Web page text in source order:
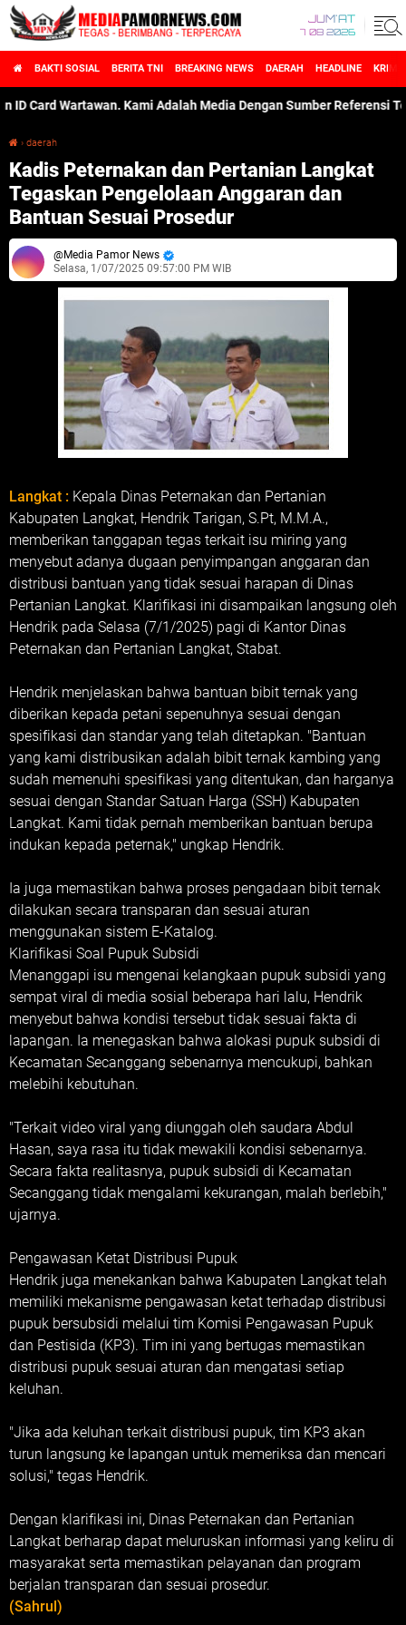
JUM'AT
7 08 2026
BAKTI SOSIAL BERITA TNI BREAKING NEWS DAERAH HEADLINE
Wartawan. Kami Adalah Media Dengan Sumber Referensi
› daerah
Kadis Peternakan dan Pertanian Langkat
Tegaskan Pengelolaan Anggaran dan
Bantuan Sesuai Prosedur
Media Pamor News
Selasa, 1/07/2025 09:57:00 PM WIB
Langkat : Kepala Dinas Peternakan dan Pertanian
Kabupaten Langkat, Hendrik Tarigan, S.Pt, M.M.A.,
memberikan tanggapan tegas terkait isu miring yang
menyebut adanya dugaan penyimpangan anggaran dan
distribusi bantuan yang tidak sesuai harapan di Dinas
Pertanian Langkat. Klarifikasi ini disampaikan langsung oleh
Hendrik pada Selasa (7/1/2025) pagi di Kantor Dinas
Peternakan dan Pertanian Langkat, Stabat.
Hendrik menjelaskan bahwa bantuan bibit ternak yang
diberikan kepada petani sepenuhnya sesuai dengan
spesifikasi dan standar yang telah ditetapkan. "Bantuan
yang kami distribusikan adalah bibit ternak kambing yang
sudah memenuhi spesifikasi yang ditentukan, dan harganya
sesuai dengan Standar Satuan Harga (SSH) Kabupaten
Langkat. Kami tidak pernah memberikan bantuan berupa
indukan kepada peternak," ungkap Hendrik.
Ia juga memastikan bahwa proses pengadaan bibit ternak
dilakukan secara transparan dan sesuai aturan
menggunakan sistem E-Katalog.
Klarifikasi Soal Pupuk Subsidi
Menanggapi isu mengenai kelangkaan pupuk subsidi yang
sempat viral di media sosial beberapa hari lalu, Hendrik
menyebut bahwa kondisi tersebut tidak sesuai fakta di
lapangan. Ia menegaskan bahwa alokasi pupuk subsidi di
Kecamatan Secanggang sebenarnya mencukupi, bahkan
melebihi kebutuhan.
"Terkait video viral yang diunggah oleh saudara Abdul
Hasan, saya rasa itu tidak mewakili kondisi sebenarnya.
Secara fakta realitasnya, pupuk subsidi di Kecamatan
Secanggang tidak mengalami kekurangan, malah berlebih,"
ujarnya.
Pengawasan Ketat Distribusi Pupuk
Hendrik juga menekankan bahwa Kabupaten Langkat telah
memiliki mekanisme pengawasan ketat terhadap distribusi
pupuk bersubsidi melalui tim Komisi Pengawasan Pupuk
dan Pestisida (KP3). Tim ini yang bertugas memastikan
distribusi pupuk sesuai aturan dan mengatasi setiap
keluhan.
"Jika ada keluhan terkait distribusi pupuk, tim KP3 akan
turun langsung ke lapangan untuk memeriksa dan mencari
solusi," tegas Hendrik.
Dengan klarifikasi ini, Dinas Peternakan dan Pertanian
Langkat berharap dapat meluruskan informasi yang keliru di
masyarakat serta memastikan pelayanan dan program
berjalan transparan dan sesuai prosedur.
(Sahrul)